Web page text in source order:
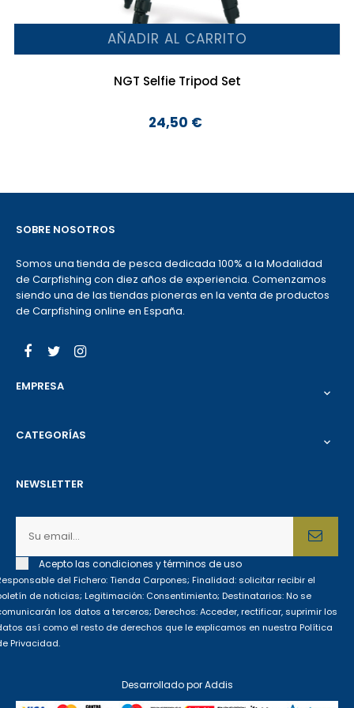
AÑADIR AL CARRITO
NGT Selfie Tripod Set
Precio
24,50 €
SOBRE NOSOTROS
Somos una tienda de pesca dedicada 100% a la Modalidad
de Carpfishing con diez años de experiencia. Comenzamos
siendo una de las tiendas pioneras en la venta de productos
de Carpfishing online en España.
Facebook
Twitter
EMPRESA 
CATEGORÍAS 
NEWSLETTER
Acepto las condiciones y términos de uso
del Fichero: Tienda Carpones; Finalidad: solicitar recibir el
de noticias; Legitimación: Consentimiento; Destinatarios: No se
los datos a terceros; Derechos: Acceder, rectificar, suprimir los
así como el resto de derechos que le explicamos en nuestra Política
Privacidad.
Desarrollado porAddis